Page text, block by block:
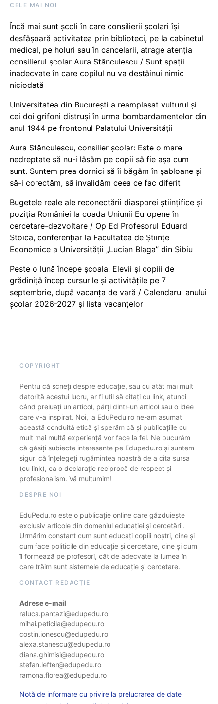
CELE MAI NOI
Încă mai sunt școli în care consilierii școlari își
desfășoară activitatea prin biblioteci, pe la cabinetul
medical, pe holuri sau în cancelarii, atrage atenția
consilierul școlar Aura Stănculescu / Sunt spații
inadecvate în care copilul nu va destăinui nimic
niciodată
Universitatea din București a reamplasat vulturul și
cei doi grifoni distruși în urma bombardamentelor din
anul 1944 pe frontonul Palatului Universității
Aura Stănculescu, consilier școlar: Este o mare
nedreptate să nu-i lăsăm pe copii să fie așa cum
sunt. Suntem prea dornici să îi băgăm în șabloane și
să-i corectăm, să invalidăm ceea ce fac diferit
Bugetele reale ale reconectării diasporei științifice și
poziția României la coada Uniunii Europene în
cercetare-dezvoltare / Op Ed Profesorul Eduard
Stoica, conferențiar la Facultatea de Științe
Economice a Universității „Lucian Blaga” din Sibiu
Peste o lună începe școala. Elevii și copiii de
grădiniță încep cursurile și activitățile pe 7
septembrie, după vacanța de vară / Calendarul anului
școlar 2026-2027 și lista vacanțelor
COPYRIGHT
Pentru că scrieți despre educație, sau cu atât mai mult
datorită acestui lucru, ar fi util să citați cu link, atunci
când preluați un articol, părți dintr-un articol sau o idee
care v-a inspirat. Noi, la EduPedu.ro ne-am asumat
această conduită etică și sperăm că și publicațiile cu
mult mai multă experiență vor face la fel. Ne bucurăm
că găsiți subiecte interesante pe Edupedu.ro și suntem
siguri că înțelegeți rugămintea noastră de a cita sursa
(cu link), ca o declarație reciprocă de respect și
profesionalism. Vă mulțumim!
DESPRE NOI
EduPedu.ro este o publicație online care găzduiește
exclusiv articole din domeniul educației și cercetării.
Urmărim constant cum sunt educați copiii noștri, cine și
cum face politicile din educație și cercetare, cine și cum
îi formează pe profesori, cât de adecvate la lumea în
care trăim sunt sistemele de educație și cercetare.
CONTACT REDACȚIE
Adrese e-mail
raluca.pantazi@edupedu.ro
mihai.peticila@edupedu.ro
costin.ionescu@edupedu.ro
alexa.stanescu@edupedu.ro
diana.ghimisi@edupedu.ro
stefan.lefter@edupedu.ro
ramona.florea@edupedu.ro
Notă de informare cu privire la prelucrarea de date